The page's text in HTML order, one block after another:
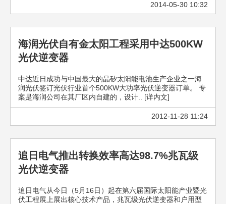
2014-05-30 10:32
海润光伏自有金太阳工程采用中达500KW
光伏逆变器
中达近日成功与中国最大的晶矽太阳能电池生产企业之一海
润光伏签订光伏行业首个500KW大功率光伏逆变器订单。 专
案是海润公司在其厂区内自建的，设计.. [详内文]
2012-11-28 11:24
追日电气推出转换效率高达98.7%兆瓦级
光伏逆变器
追日电气从今日（5月16日）起在第六届国际太阳能产业暨光
伏工程展上展出核心技术产品，兆瓦级光伏逆变器和户用型